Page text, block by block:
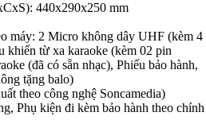
440x290x250 mm
máy: 2 Micro không dây UHF (kèm 4
từ xa karaoke (kèm 02 pin
(đã có sẵn nhạc), Phiếu bảo hành,
tặng balo)
theo công nghệ Soncamedia)
Phụ kiện đi kèm bảo hành theo chính